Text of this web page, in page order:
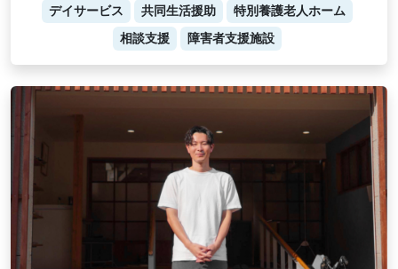
デイサービス 共同生活援助
特別養護老人ホーム
相談支援
障害者支援施設